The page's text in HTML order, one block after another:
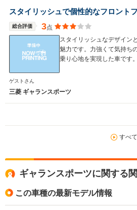
スタイリッシュで個性的なフロント
総合評価 3点
スタイリッシュなデザイン
魅力です。力強くて気持ち
乗り心地を実現した車です。
ゲストさん
三菱 ギャランスポーツ
すべ
ギャランスポーツに関する
この車種の最新モデル情報